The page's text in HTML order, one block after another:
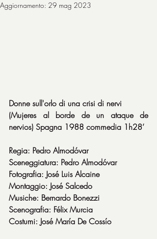
Aggiornamento: 29 mag 2023
Donne sull'orlo di una crisi di nervi
(Mujeres al borde de un ataque de
nervios) Spagna 1988 commedia 1h28’
Regia: Pedro Almodóvar
Sceneggiatura: Pedro Almodóvar
Fotografia: José Luis Alcaine
Montaggio: José Salcedo
Musiche: Bernardo Bonezzi
Scenografia: Félix Murcia
Costumi: José María De Cossío